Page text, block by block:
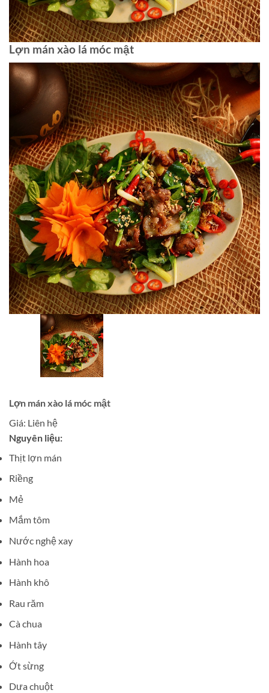
Lợn mán xào lá móc mật
Lợn mán xào lá móc mật
Giá: Liên hệ
Nguyên liệu:
Thịt lợn mán
Riềng
Mẻ
Mắm tôm
Nước nghệ xay
Hành hoa
Hành khô
Rau răm
Cà chua
Hành tây
Ớt sừng
Dưa chuột